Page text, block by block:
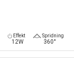
Effekt
12W
Spridning
360°